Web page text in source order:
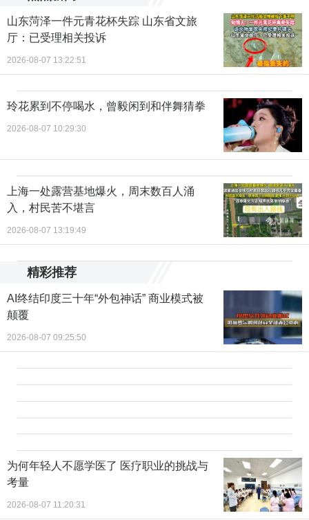
山东菏泽一件元青花杯失踪 山东省文旅
厅：已受理相关投诉
2026-08-07 13:22:51
玲花累到不停喝水，曾毅闲到和伴舞猜拳
2026-08-07 10:29:30
上海一处露营基地爆火，周末数百人涌
入，村民苦不堪言
2026-08-07 13:19:49
精彩推荐
AI终结印度三十年“外包神话” 商业模式被
颠覆
2026-08-07 09:25:50
为何年轻人不愿学医了 医疗职业的挑战与
考量
2026-08-07 11:20:31